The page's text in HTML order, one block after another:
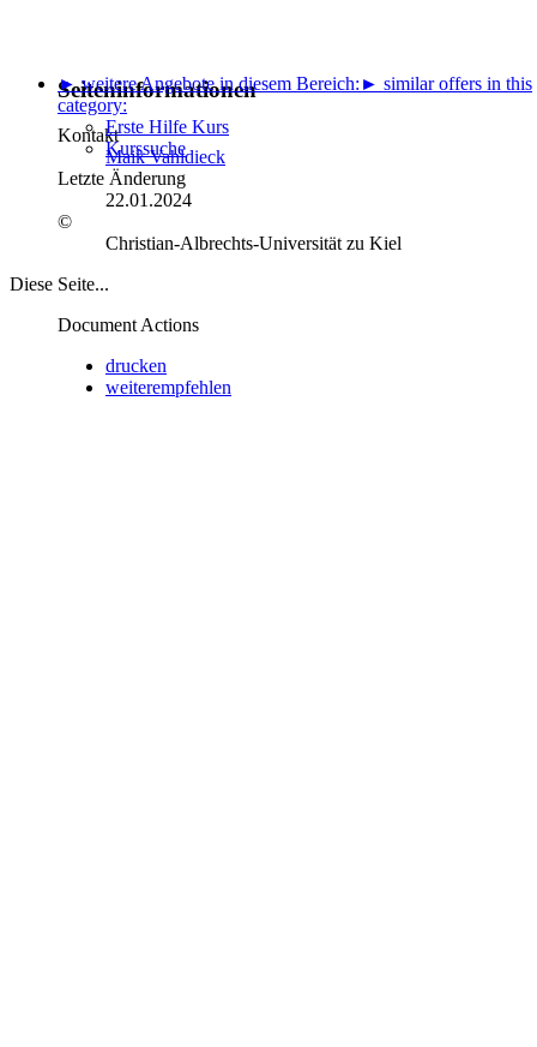
► weitere Angebote in diesem Bereich: ► similar offers in this
category:
Erste Hilfe Kurs
Kurssuche
Seiteninformationen
Kontakt
Maik Vahldieck
Letzte Änderung
22.01.2024
©
Christian-Albrechts-Universität zu Kiel
Diese Seite...
Document Actions
drucken
weiterempfehlen